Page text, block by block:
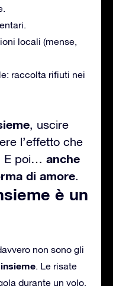
locali (mense,
raccolta rifiuti nei
, uscire
l’effetto che
E poi… anche
di amore.
è un
non sono gli
. Le risate
durante un volo,